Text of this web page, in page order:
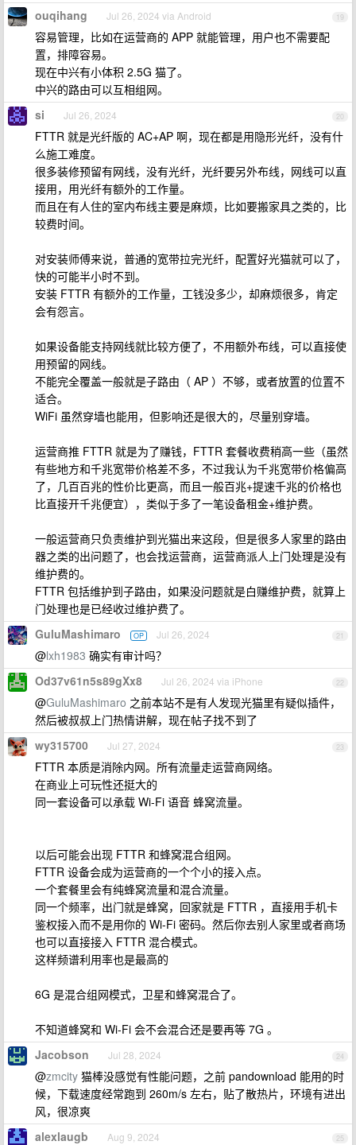
19
ouqihang Jul 26, 2024 via Android
容易管理，比如在运营商的 APP 就能管理，用户也不需要配
置，排障容易。
现在中兴有小体积 2.5G 猫了。
中兴的路由可以互相组网。
20
si Jul 26, 2024
FTTR 就是光纤版的 AC+AP 啊，现在都是用隐形光纤，没有什
么施工难度。
很多装修预留有网线，没有光纤，光纤要另外布线，网线可以直
接用，用光纤有额外的工作量。
而且在有人住的室内布线主要是麻烦，比如要搬家具之类的，比
较费时间。
对安装师傅来说，普通的宽带拉完光纤，配置好光猫就可以了，
快的可能半小时不到。
安装 FTTR 有额外的工作量，工钱没多少，却麻烦很多，肯定
会有怨言。
如果设备能支持网线就比较方便了，不用额外布线，可以直接使
用预留的网线。
不能完全覆盖一般就是子路由（ AP ）不够，或者放置的位置不
适合。
WiFi 虽然穿墙也能用，但影响还是很大的，尽量别穿墙。
运营商推 FTTR 就是为了赚钱，FTTR 套餐收费稍高一些（虽然
有些地方和千兆宽带价格差不多，不过我认为千兆宽带价格偏高
了，几百百兆的性价比更高，而且一般百兆+提速千兆的价格也
比直接开千兆便宜），类似于多了一笔设备租金+维护费。
一般运营商只负责维护到光猫出来这段，但是很多人家里的路由
器之类的出问题了，也会找运营商，运营商派人上门处理是没有
维护费的。
FTTR 包括维护到子路由，如果没问题就是白赚维护费，就算上
门处理也是已经收过维护费了。
21
GuluMashimaro OP Jul 26, 2024
@lxh1983 确实有审计吗？
22
Od37v61n5s89gXx8 Jul 26, 2024 via iPhone
@GuluMashimaro 之前本站不是有人发现光猫里有疑似插件，
然后被叔叔上门热情讲解，现在帖子找不到了
23
wy315700 Jul 27, 2024
FTTR 本质是消除内网。所有流量走运营商网络。
在商业上可玩性还挺大的
同一套设备可以承载 Wi-Fi 语音 蜂窝流量。
以后可能会出现 FTTR 和蜂窝混合组网。
FTTR 设备会成为运营商的一个个小的接入点。
一个套餐里会有纯蜂窝流量和混合流量。
同一个频率，出门就是蜂窝，回家就是 FTTR ，直接用手机卡
鉴权接入而不是用你的 Wi-Fi 密码。然后你去别人家里或者商场
也可以直接接入 FTTR 混合模式。
这样频谱利用率也是最高的
6G 是混合组网模式，卫星和蜂窝混合了。
不知道蜂窝和 Wi-Fi 会不会混合还是要再等 7G 。
24
Jacobson Jul 28, 2024
@zmcity 猫棒没感觉有性能问题，之前 pandownload 能用的时
候，下载速度经常跑到 260m/s 左右，贴了散热片，环境有进出
风，很凉爽
25
alexlaugb Aug 9, 2024